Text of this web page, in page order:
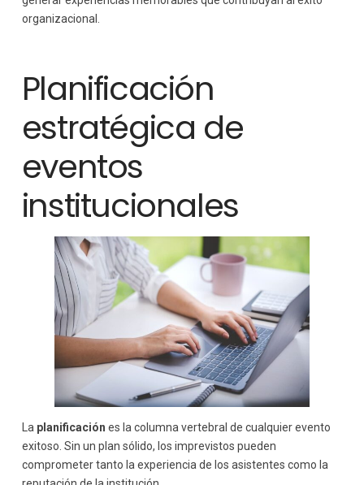
organizacional.
Planificación
estratégica de
eventos
institucionales
La planificación es la columna vertebral de cualquier evento
exitoso. Sin un plan sólido, los imprevistos pueden
comprometer tanto la experiencia de los asistentes como la